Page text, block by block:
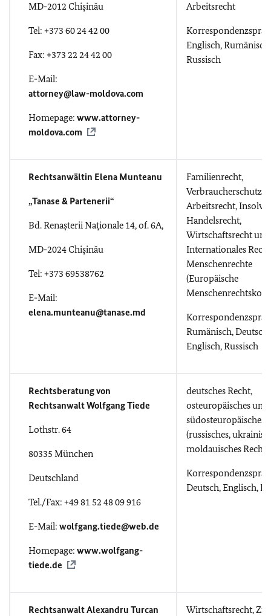
MD-2012 Chişinău
Tel: +373 60 24 42 00
Fax: +373 22 24 42 00
E-Mail:
attorney@law-moldova.com
Homepage: www.attorney-
moldova.com
Arbeitsrecht
Englisch, Rumänisch,
Russisch
Rechtsanwältin Elena Munteanu
„Tanase & Partenerii“
Bd. Renașterii Naționale 14, of. 6A,
MD-2024 Chişinău
Tel: +373 69538762
E-Mail:
elena.munteanu@tanase.md
Familienrecht,
Verbraucherschutz,
Arbeitsrecht,
Handelsrecht,
Wirtschaftsrecht und
Internationales
Menschenrechte
(Europäische
Rumänisch, Deutsch,
Englisch, Russisch
Rechtsberatung von
Rechtsanwalt Wolfgang Tiede
Lothstr. 64
80335 München
Deutschland
Tel./Fax: +49 81 52 48 09 916
E-Mail: wolfgang.tiede@web.de
Homepage: www.wolfgang-
tiede.de
deutsches Recht,
osteuropäisches und
südosteuropäisches
(russisches,
moldauisches Recht)
Deutsch, Englisch,
Rechtsanwalt Alexandru Turcan
Wirtschaftsrecht,